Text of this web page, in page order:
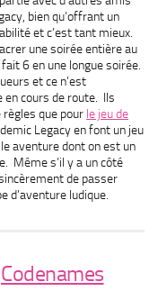
bien qu’offrant un
et c’est tant mieux.
une soirée entière au
6 en une longue soirée.
et ce n’est
en cours de route. Ils
que pour le jeu de
Legacy en font un jeu
aventure dont on est un
Même s’il y a un côté
de passer
d’aventure ludique.
Codenames